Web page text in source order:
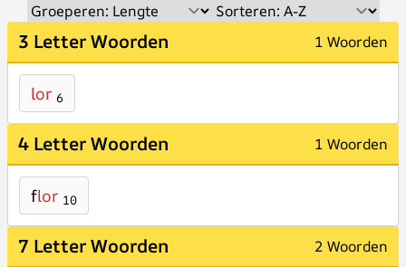
3 Letter Woorden 1 Woorden
lor 6
4 Letter Woorden 1 Woorden
flor 10
7 Letter Woorden 2 Woorden